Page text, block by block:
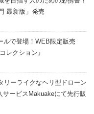
最新版」発売
ルで登場！WEB限定販売
レクション』
リーライクなヘリ型ドローン
サービスMakuakeにて先行販